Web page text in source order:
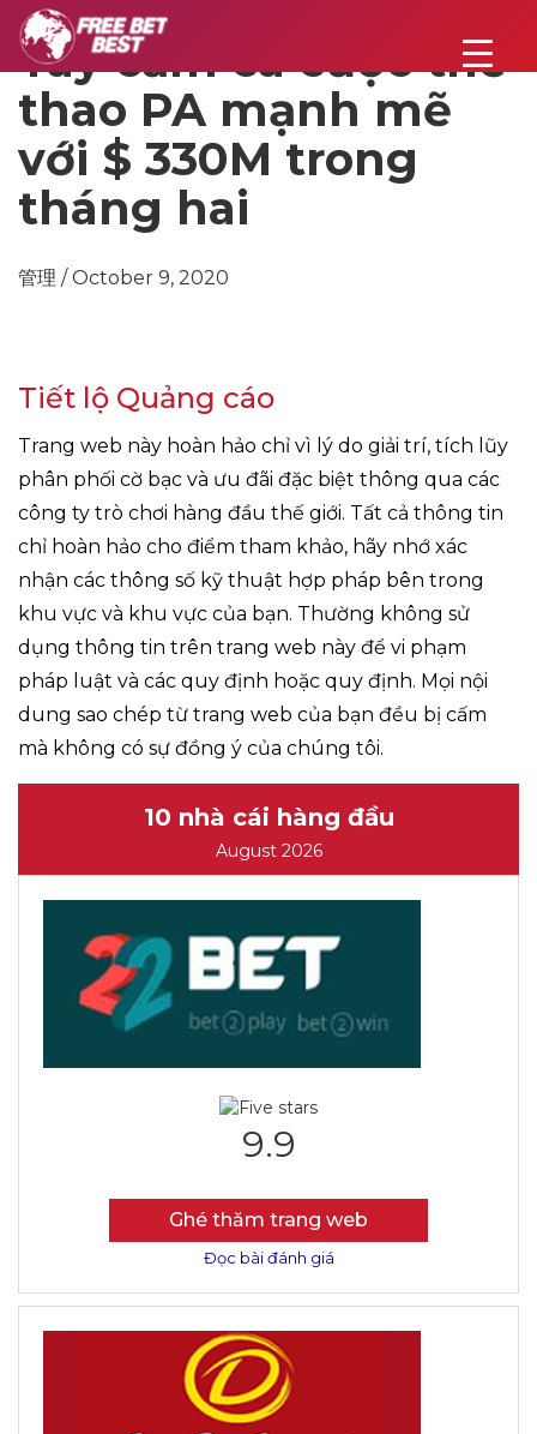
Tay cầm cá cược thể
thao PA mạnh mẽ
với $ 330M trong
tháng hai
管理 / October 9, 2020
Tiết lộ Quảng cáo
Trang web này hoàn hảo chỉ vì lý do giải trí, tích lũy
phân phối cờ bạc và ưu đãi đặc biệt thông qua các
công ty trò chơi hàng đầu thế giới. Tất cả thông tin
chỉ hoàn hảo cho điểm tham khảo, hãy nhớ xác
nhận các thông số kỹ thuật hợp pháp bên trong
khu vực và khu vực của bạn. Thường không sử
dụng thông tin trên trang web này để vi phạm
pháp luật và các quy định hoặc quy định. Mọi nội
dung sao chép từ trang web của bạn đều bị cấm
mà không có sự đồng ý của chúng tôi.
10 nhà cái hàng đầu
August 2026
9.9
Ghé thăm trang web
Đọc bài đánh giá